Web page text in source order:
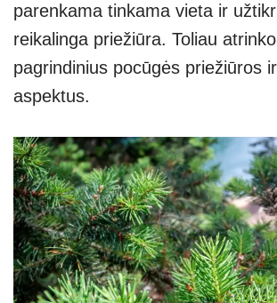
parenkama tinkama vieta ir
reikalinga priežiūra. Toliau
pagrindinius pocūgės priežiūros
aspektus.